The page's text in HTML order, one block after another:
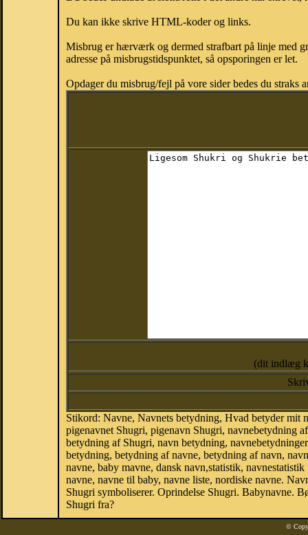
Du kan ikke skrive HTML-koder og links.
Misbrug er hærværk og dermed strafbart på linje med
adresse på misbrugstidspunktet, så opsporingen er let.
Opdager du misbrug/fejl på vore sider bedes du straks
(dit indlæg
Stikord: Navne, Navnets betydning, Hvad betyder mit
pigenavnet Shugri, pigenavn Shugri, navnebetydning
betydning af Shugri, navn betydning,
betydning, betydning af navne, betydning af navn,
navne, baby mavne, dansk navn,statistik,
navne, navne til baby, navne liste, nordiske navne.
Shugri symboliserer. Oprindelse Shugri. Babynavne.
Shugri fra?
©